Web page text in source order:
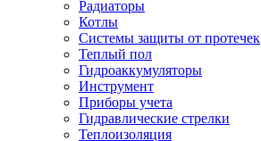
Радиаторы
Котлы
Системы защиты от протечек
Теплый пол
Гидроаккумуляторы
Инструмент
Приборы учета
Гидравлические стрелки
Теплоизоляция